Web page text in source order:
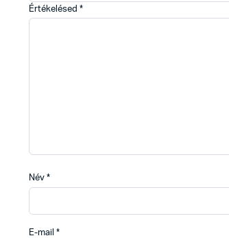
Értékelésed *
Név *
E-mail *